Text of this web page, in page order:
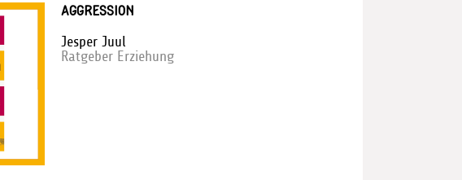
AGGRESSION
Jesper Juul
Ratgeber Erziehung